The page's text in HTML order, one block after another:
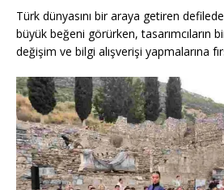
Türk dünyasını bir araya getiren
büyük beğeni görürken, tasarımcıların
değişim ve bilgi alışverişi yapmalarına